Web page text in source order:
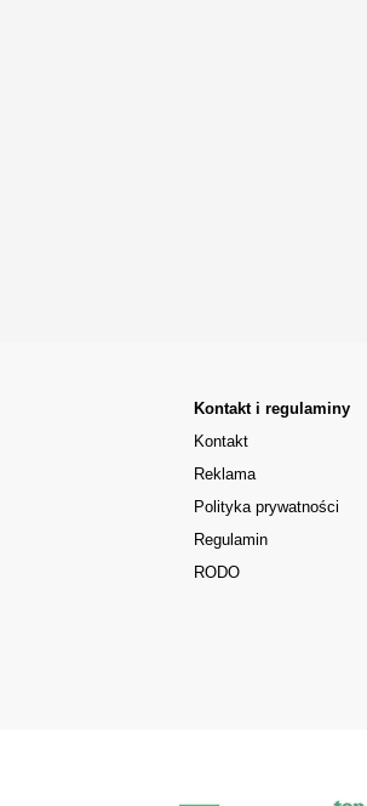
Kontakt i regulaminy
Kontakt
Reklama
Polityka prywatności
Regulamin
RODO